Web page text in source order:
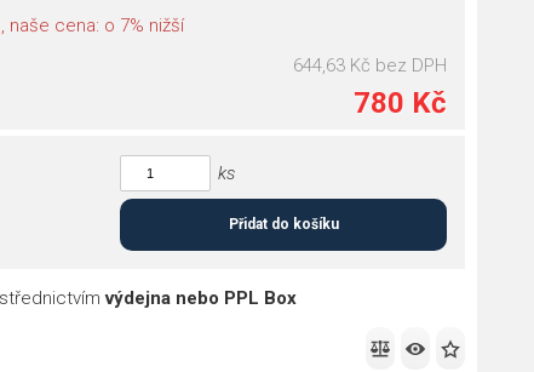
naše cena: o 7% nižší
644,63 Kč bez DPH
780 Kč
ks
Přidat do košíku
výdejna nebo PPL Box